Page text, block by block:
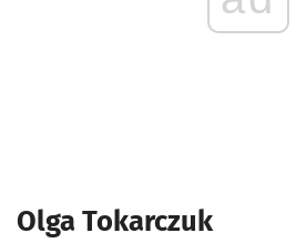
Olga Tokarczuk